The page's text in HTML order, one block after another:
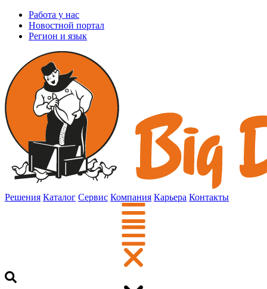
Работа у нас
Новостной портал
Регион и язык
Решения Каталог Сервис Компания Карьера Контакты